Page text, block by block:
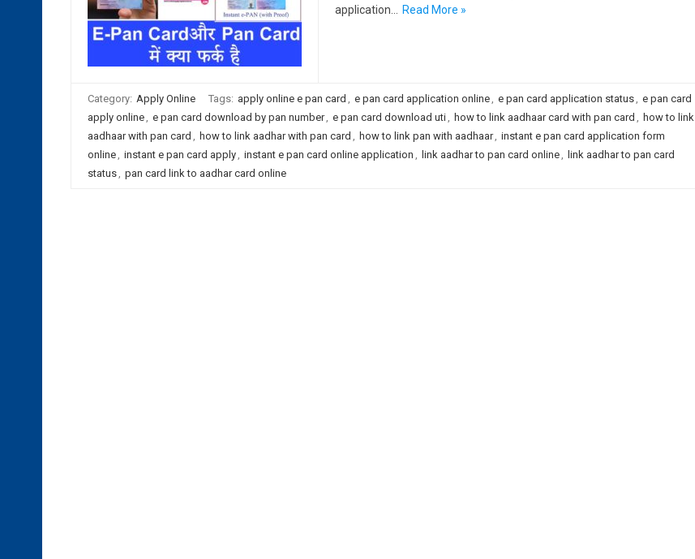
application…
Read More »
Category: Apply Online Tags: apply online e pan card , e pan card application online, e pan card application status, e pan card
apply online, e pan card download by pan number, e pan card download uti, how to link aadhaar card with pan card , how to link
aadhaar with pan card , how to link aadhar with pan card , how to link pan with aadhaar, instant e pan card application form
online, instant e pan card apply, instant e pan card online application , link aadhar to pan card online, link aadhar to pan card
status, pan card link to aadhar card online